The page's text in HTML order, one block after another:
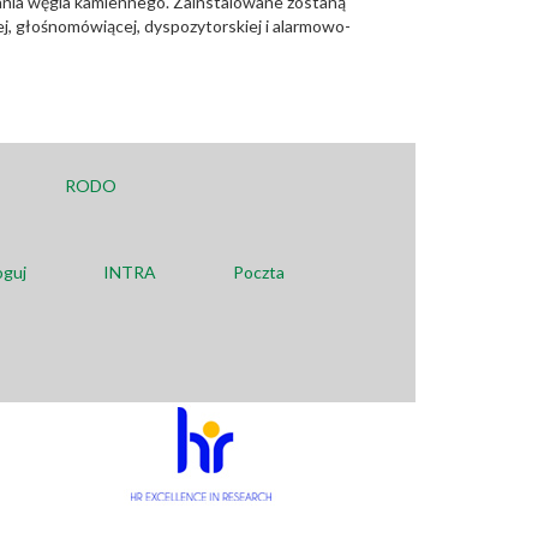
głośnomówiącej, dyspozytorskiej i alarmowo-
RODO
INTRA Poczta